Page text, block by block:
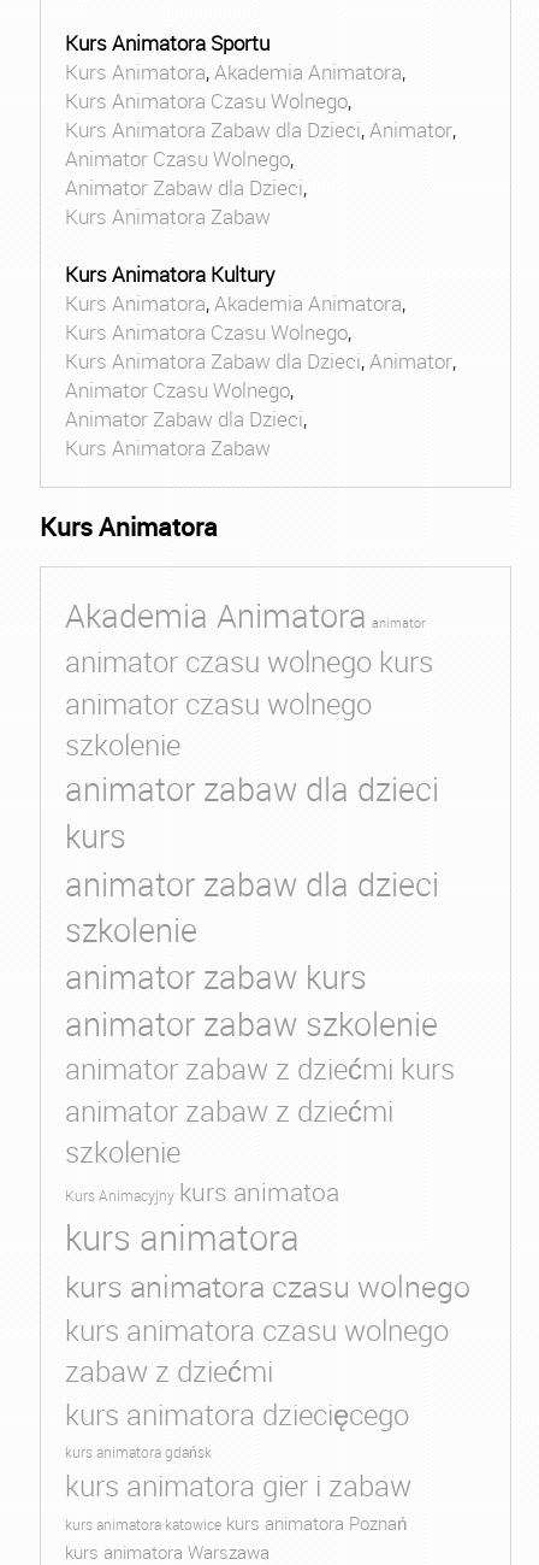
Kurs Animatora Sportu
Kurs Animatora,Akademia Animatora,
Kurs Animatora Czasu Wolnego,
Kurs Animatora Zabaw dla Dzieci,Animator,
Animator Czasu Wolnego,
Animator Zabaw dla Dzieci,
Kurs Animatora Zabaw
Kurs Animatora Kultury
Kurs Animatora,Akademia Animatora,
Kurs Animatora Czasu Wolnego,
Kurs Animatora Zabaw dla Dzieci,Animator,
Animator Czasu Wolnego,
Animator Zabaw dla Dzieci,
Kurs Animatora Zabaw
Kurs Animatora
Akademia Animatora animator
animator czasu wolnego kurs
animator czasu wolnego
szkolenie
animator zabaw dla dzieci
kurs
animator zabaw dla dzieci
szkolenie
animator zabaw kurs
animator zabaw szkolenie
animator zabaw z dziećmi kurs
animator zabaw z dziećmi
szkolenie
Kurs Animacyjny kurs animatoa
kurs animatora
kurs animatora czasu wolnego
kurs animatora czasu wolnego
zabaw z dziećmi
kurs animatora dziecięcego
kurs animatora gdańsk
kurs animatora gier i zabaw
kurs animatora katowice kurs animatora Poznań
kurs animatora Warszawa